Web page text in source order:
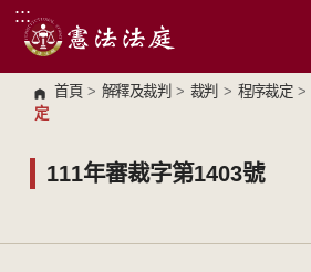
跳到主要內容區塊
:::
首頁 > 解釋及裁判 > 裁判 > 程序裁定 >
定
111年審裁字第1403號